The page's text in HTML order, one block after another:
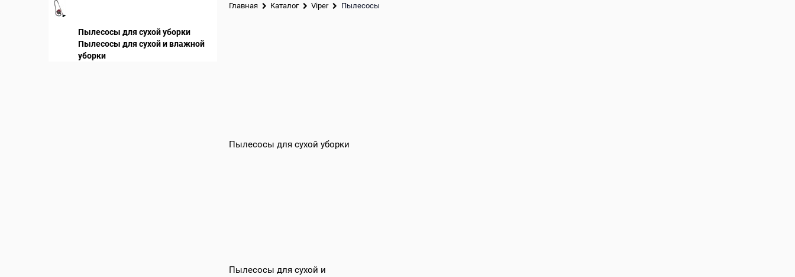
Пылесосы для сухой уборки
Пылесосы для сухой и влажной
уборки
Главная Каталог Viper Пылесосы
Пылесосы для сухой уборки
Пылесосы для сухой и